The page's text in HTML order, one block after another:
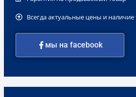
Всегда актуальные цены и наличие
мы на facebook